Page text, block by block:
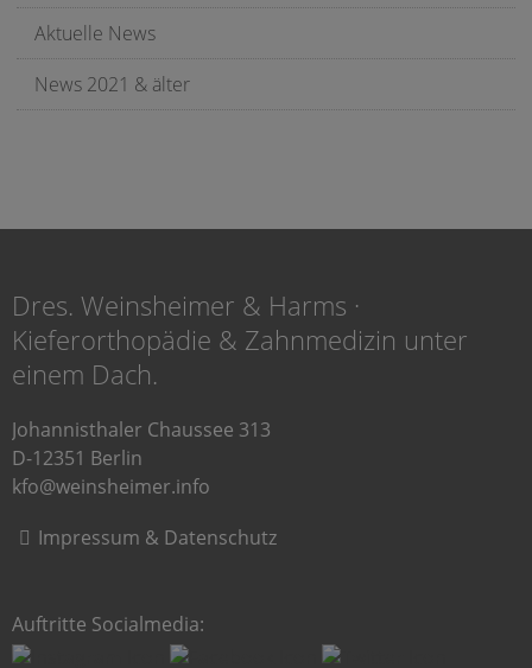
Aktuelle News
News 2021 & älter
Dres. Weinsheimer & Harms ·
Kieferorthopädie & Zahnmedizin unter
einem Dach.
Johannisthaler Chaussee 313
D-12351 Berlin
kfo@weinsheimer.info
Impressum & Datenschutz
Auftritte Socialmedia: